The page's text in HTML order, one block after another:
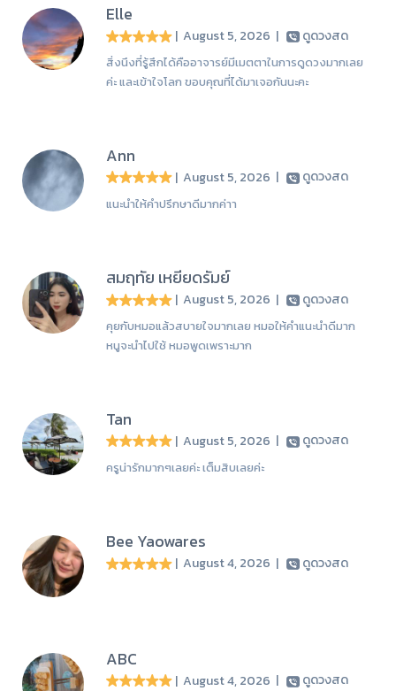
Elle
| August 5, 2026 | ดูดวงสด
สิ่งนึงที่รู้สึกได้คืออาจารย์มีเมตตาในการดูดวงมากเลย
ค่ะ และเข้าใจโลก ขอบคุณที่ได้มาเจอกันนะคะ
Ann
| August 5, 2026 | ดูดวงสด
แนะนำให้คำปรึกษาดีมากค่าา
สมฤทัย เหยียดรัมย์
| August 5, 2026 | ดูดวงสด
คุยกับหมอแล้วสบายใจมากเลย หมอให้คำแนะนำดีมาก
หนูจะนำไปใช้ หมอพูดเพราะมาก
Tan
| August 5, 2026 | ดูดวงสด
ครูน่ารักมากๆเลยค่ะ เต็มสิบเลยค่ะ
Bee Yaowares
| August 4, 2026 | ดูดวงสด
ABC
| August 4, 2026 | ดูดวงสด